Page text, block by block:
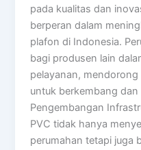
pada kualitas dan
berperan dalam
plafon di Indonesia.
bagi produsen lain
pelayanan,
untuk berkembang dan
Pengembangan
PVC tidak hanya
perumahan tetapi juga